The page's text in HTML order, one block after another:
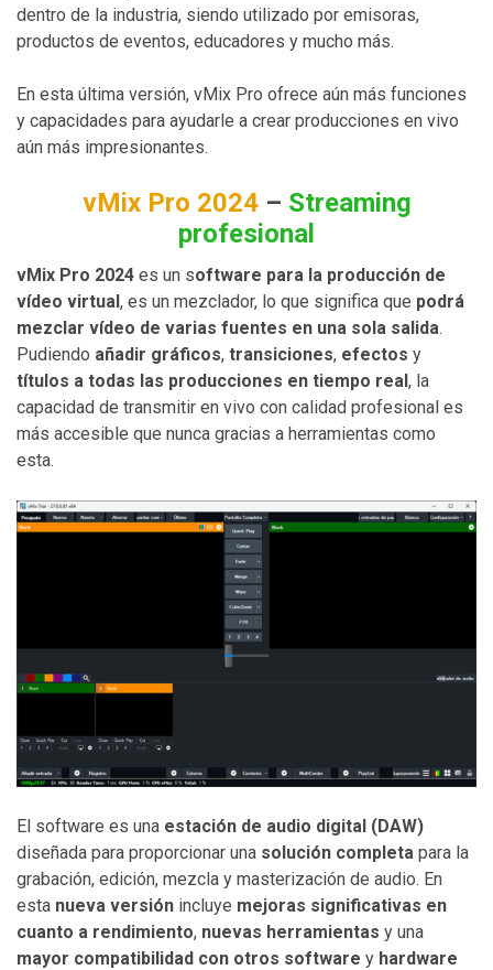
dentro de la industria, siendo utilizado por emisoras,
productos de eventos, educadores y mucho más.
En esta última versión, vMix Pro ofrece aún más funciones
y capacidades para ayudarle a crear producciones en vivo
aún más impresionantes.
vMix Pro 2024– Streaming
profesional
vMix Pro 2024 es un software para la producción de
vídeo virtual, es un mezclador, lo que significa que podrá
mezclar vídeo de varias fuentes en una sola salida.
Pudiendo añadir gráficos, transiciones, efectos y
títulos a todas las producciones en tiempo real, la
capacidad de transmitir en vivo con calidad profesional es
más accesible que nunca gracias a herramientas como
esta.
El software es una estación de audio digital (DAW)
diseñada para proporcionar una solución completa para la
grabación, edición, mezcla y masterización de audio. En
esta nueva versión incluye mejoras significativas en
cuanto a rendimiento, nuevas herramientas y una
mayor compatibilidad con otros software y hardware